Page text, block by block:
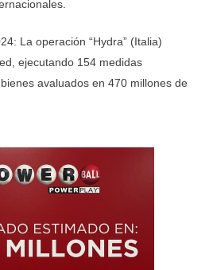
La operación “Hydra” (Italia)
ejecutando 154 medidas
avaluados en 470 millones de